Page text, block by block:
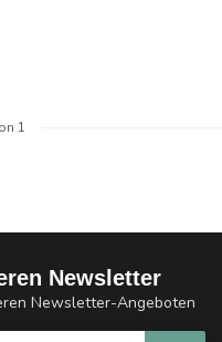
1
Newsletter
Newsletter-Angeboten